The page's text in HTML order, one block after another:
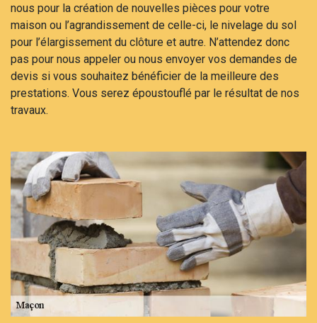
nous pour la création de nouvelles pièces pour votre
maison ou l’agrandissement de celle-ci, le nivelage du sol
pour l’élargissement du clôture et autre. N’attendez donc
pas pour nous appeler ou nous envoyer vos demandes de
devis si vous souhaitez bénéficier de la meilleure des
prestations. Vous serez époustouflé par le résultat de nos
travaux.